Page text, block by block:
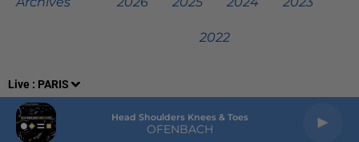
Live : PARIS
Head Shoulders Knees & Toes
OFENBACH
2022